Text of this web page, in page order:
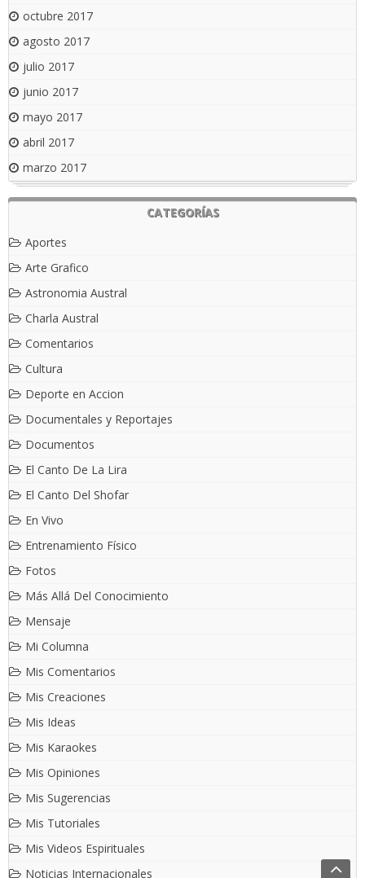
octubre 2017
agosto 2017
julio 2017
junio 2017
mayo 2017
abril 2017
marzo 2017
CATEGORÍAS
Aportes
Arte Grafico
Astronomia Austral
Charla Austral
Comentarios
Cultura
Deporte en Accion
Documentales y Reportajes
Documentos
El Canto De La Lira
El Canto Del Shofar
En Vivo
Entrenamiento Físico
Fotos
Más Allá Del Conocimiento
Mensaje
Mi Columna
Mis Comentarios
Mis Creaciones
Mis Ideas
Mis Karaokes
Mis Opiniones
Mis Sugerencias
Mis Tutoriales
Mis Videos Espirituales
Noticias Internacionales